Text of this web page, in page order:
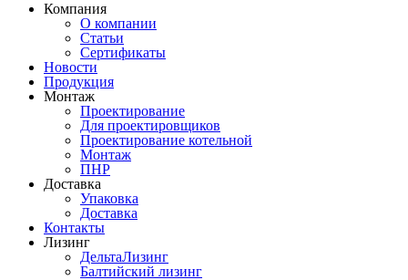
Компания
О компании
Статьи
Сертификаты
Новости
Продукция
Монтаж
Проектирование
Для проектировщиков
Проектирование котельной
Монтаж
ПНР
Доставка
Упаковка
Доставка
Контакты
Лизинг
ДельтаЛизинг
Балтийский лизинг